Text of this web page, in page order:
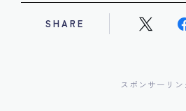
SHARE
スポンサーリン